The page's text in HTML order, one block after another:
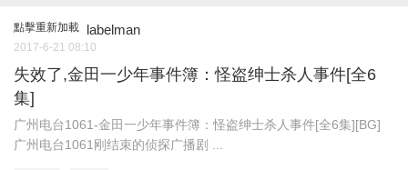
點擊重新加載 labelman
2017-6-21 08:10
失效了,金田一少年事件簿：怪盗绅士杀人事件[全6
集]
广州电台1061-金田一少年事件簿：怪盗绅士杀人事件[全6集][BG]
广州电台1061刚结束的侦探广播剧 ...